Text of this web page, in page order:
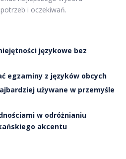
i oczekiwań.
językowe bez
egzaminy z języków obcych
używane w przemyśle
w odróżnianiu
akcentu